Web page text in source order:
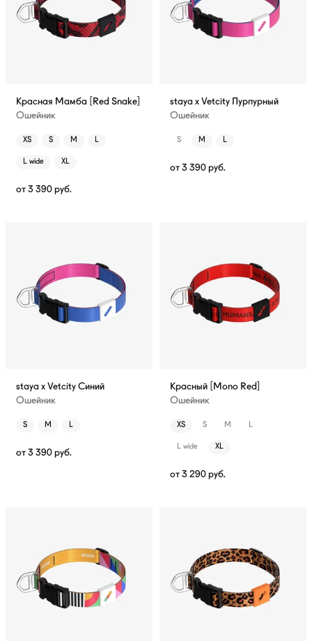
Красная Мамба [Red Snake]
Ошейник
XS S M L
L wide XL
от 3 390 руб.
staya x Vetcity Пурпурный
Ошейник
S M L
от 3 390 руб.
staya x Vetcity Синий
Ошейник
S M L
от 3 390 руб.
Красный [Mono Red]
Ошейник
XS S M L
L wide XL
от 3 290 руб.